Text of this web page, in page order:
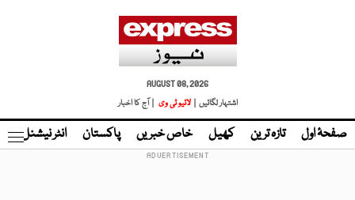
AUGUST 08, 2026
اشتہار لگائیں |
لائیو ٹی وی | آج کا اخبار
صفحۂ اول تازہ ترین کھیل خاص خبریں پاکستان انٹر نیشنل